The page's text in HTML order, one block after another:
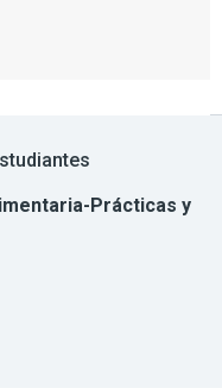
Prácticas y